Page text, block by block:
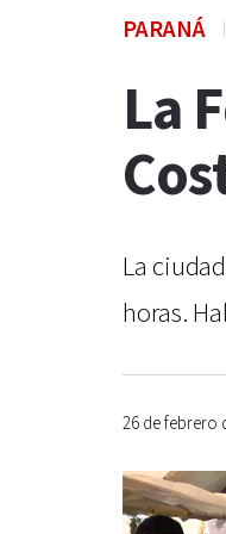
PARANÁ
La
La
horas.
26 de febrero